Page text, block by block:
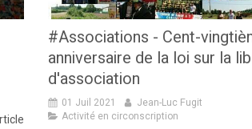
#Associations - Cent-
anniversaire de la loi sur la
d'association
01 Juil 2021
Jean-Luc Fugit
Activité en circonscription